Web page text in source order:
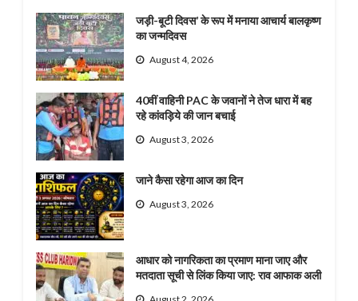
जड़ी-बूटी दिवस’ के रूप में मनाया आचार्य बालकृष्ण
का जन्मदिवस
August 4, 2026
40वीं वाहिनी PAC के जवानों ने तेज धारा में बह
रहे कांवड़िये की जान बचाई
August 3, 2026
जाने कैसा रहेगा आज का दिन
August 3, 2026
आधार को नागरिकता का प्रमाण माना जाए और
मतदाता सूची से लिंक किया जाए: राव आफाक अली